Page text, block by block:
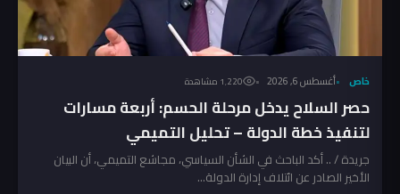
خاص أغسطس 6, 2026 1٬220 مشاهدة
حصر السلاح يدخل مرحلة الحسم: أربعة مسارات
لتنفيذ خطة الدولة – تحليل التميمي
جريدة / .. أكد الباحث في الشأن السياسي، مجاشع التميمي، أن البيان
الأخير الصادر عن ائتلاف إدارة الدولة...